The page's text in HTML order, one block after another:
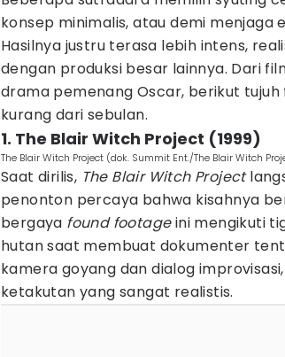
konsep minimalis, atau demi menjaga
Hasilnya justru terasa lebih intens,
dengan produksi besar lainnya. Dari
drama pemenang Oscar, berikut
kurang dari sebulan.
1. The Blair Witch Project (1999)
The Blair Witch Project (dok. Summit Ent./The Blair Witch
Saat dirilis, The Blair Witch Project
penonton percaya bahwa kisahnya
bergaya found footageini mengikuti
hutan saat membuat dokumenter
kamera goyang dan dialog
ketakutan yang sangat realistis.